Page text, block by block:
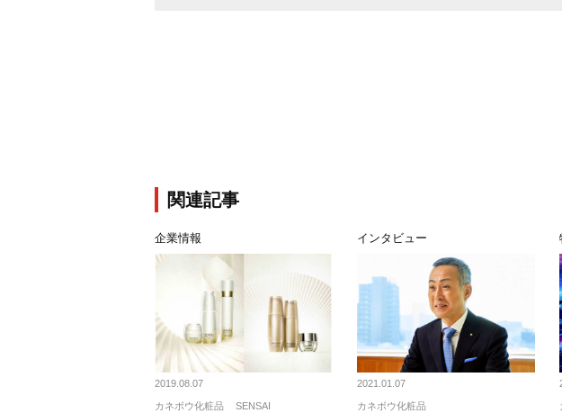
関連記事
企業情報
2019.08.07
カネボウ化粧品 SENSAI
インタビュー
2021.01.07
カネボウ化粧品